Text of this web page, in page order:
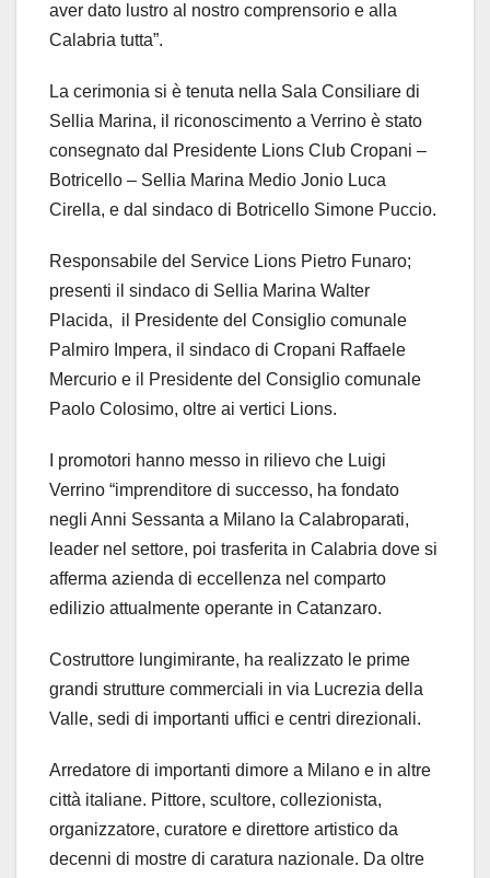
aver dato lustro al nostro comprensorio e alla
Calabria tutta”.
La cerimonia si è tenuta nella Sala Consiliare di
Sellia Marina, il riconoscimento a Verrino è stato
consegnato dal Presidente Lions Club Cropani –
Botricello – Sellia Marina Medio Jonio Luca
Cirella, e dal sindaco di Botricello Simone Puccio.
Responsabile del Service Lions Pietro Funaro;
presenti il sindaco di Sellia Marina Walter
Placida, il Presidente del Consiglio comunale
Palmiro Impera, il sindaco di Cropani Raffaele
Mercurio e il Presidente del Consiglio comunale
Paolo Colosimo, oltre ai vertici Lions.
I promotori hanno messo in rilievo che Luigi
Verrino “imprenditore di successo, ha fondato
negli Anni Sessanta a Milano la Calabroparati,
leader nel settore, poi trasferita in Calabria dove si
afferma azienda di eccellenza nel comparto
edilizio attualmente operante in Catanzaro.
Costruttore lungimirante, ha realizzato le prime
grandi strutture commerciali in via Lucrezia della
Valle, sedi di importanti uffici e centri direzionali.
Arredatore di importanti dimore a Milano e in altre
città italiane. Pittore, scultore, collezionista,
organizzatore, curatore e direttore artistico da
decenni di mostre di caratura nazionale. Da oltre